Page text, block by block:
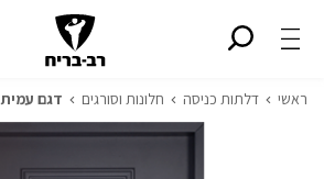
ראשי דלתות כניסה חלונות וסורגים דגם עמית